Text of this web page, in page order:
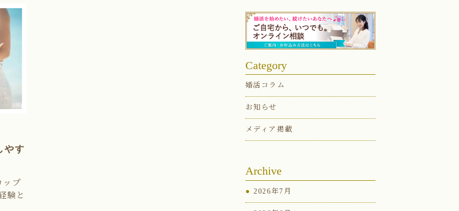
やす
ップ
験と
Category
婚活コラム
お知らせ
メディア掲載
Archive
2026年7月